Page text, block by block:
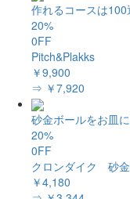
作れるコースは
20%
0FF
Pitch&Plakks
￥9,900
⇒ ￥7,920
砂金ボールをお皿に
20%
0FF
クロンダイク 砂
￥4,180